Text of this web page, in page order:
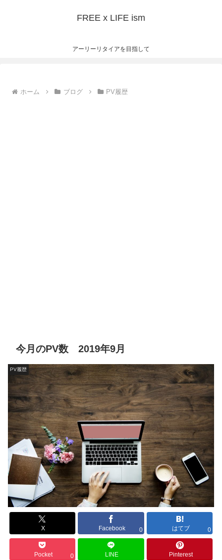
FREE x LIFE ism
アーリーリタイアを目指して
ホーム ブログ PV履歴
今月のPV数 2019年9月
PV履歴
X Facebook 0 はてブ 0
Pocket 0 LINE Pinterest